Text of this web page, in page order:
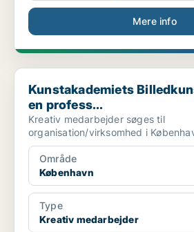
Mere info
Kunstakademiets Billedkunstskoler
Kunstakademiets
en profess...
Kreativ medarbejder søges til
organisation/virksomhed i
Område
København
Type
Kreativ medarbejder